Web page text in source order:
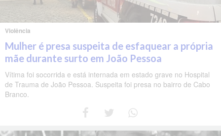
Violência
Mulher é presa suspeita de esfaquear a própria
mãe durante surto em João Pessoa
Vítima foi socorrida e está internada em estado grave no Hospital
de Trauma de João Pessoa. Suspeita foi presa no bairro de Cabo
Branco.